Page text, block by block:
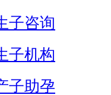
子咨询
子机构
子助孕